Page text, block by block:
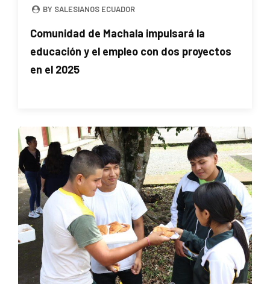
BY SALESIANOS ECUADOR
Comunidad de Machala impulsará la
educación y el empleo con dos proyectos
en el 2025